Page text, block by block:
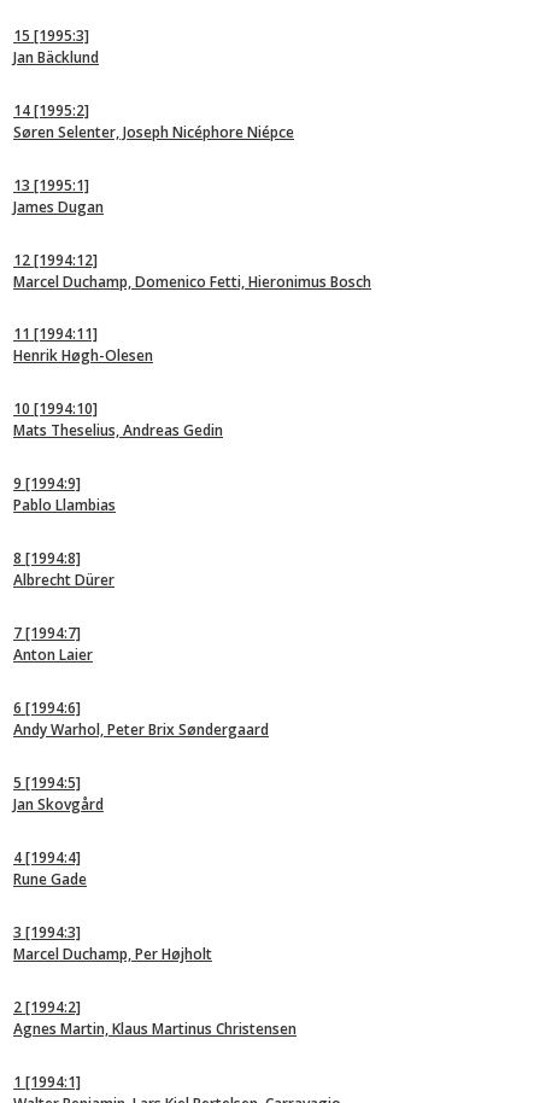
15 [1995:3]
Jan Bäcklund
14[1995:2]
Søren Selenter, Joseph Nicéphore Niépce
13 [1995:1]
James Dugan
12[1994:12]
Marcel Duchamp, Domenico Fetti, Hieronimus Bosch
11 [1994:11]
Henrik Høgh-Olesen
10 [1994:10]
Mats Theselius, Andreas Gedin
9 [1994:9]
Pablo Llambias
8 [1994:8]
Albrecht Dürer
7[1994:7]
Anton Laier
6 [1994:6]
Andy Warhol, Peter Brix Søndergaard
5 [1994:5]
Jan Skovgård
4[1994:4]
Rune Gade
3 [1994:3]
Marcel Duchamp, Per Højholt
2[1994:2]
Agnes Martin, Klaus Martinus Christensen
1 [1994:1]